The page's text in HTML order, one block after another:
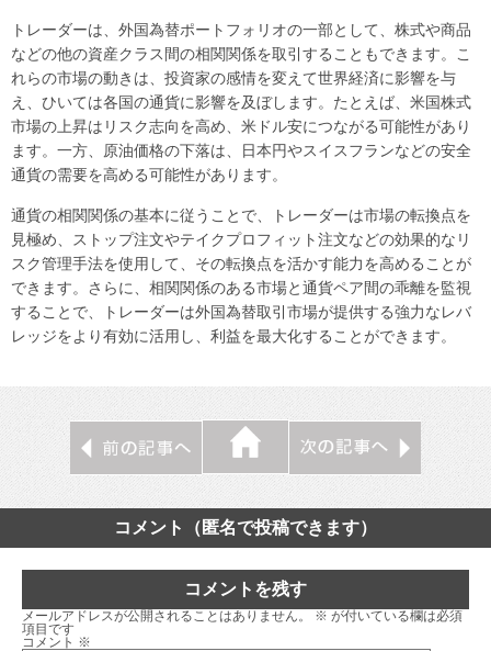
トレーダーは、外国為替ポートフォリオの一部として、株式や商品
などの他の資産クラス間の相関関係を取引することもできます。こ
れらの市場の動きは、投資家の感情を変えて世界経済に影響を与
え、ひいては各国の通貨に影響を及ぼします。たとえば、米国株式
市場の上昇はリスク志向を高め、米ドル安につながる可能性があり
ます。一方、原油価格の下落は、日本円やスイスフランなどの安全
通貨の需要を高める可能性があります。
通貨の相関関係の基本に従うことで、トレーダーは市場の転換点を
見極め、ストップ注文やテイクプロフィット注文などの効果的なリ
スク管理手法を使用して、その転換点を活かす能力を高めることが
できます。さらに、相関関係のある市場と通貨ペア間の乖離を監視
することで、トレーダーは外国為替取引市場が提供する強力なレバ
レッジをより有効に活用し、利益を最大化することができます。
コメント（匿名で投稿できます）
コメントを残す
メールアドレスが公開されることはありません。 ※ が付いている欄は必須
項目です
コメント ※